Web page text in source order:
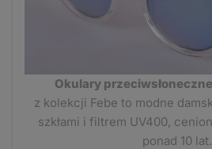
Okulary
z kolekcji Febe to modne
szkłami i filtrem UV400,
ponad 10 lat.